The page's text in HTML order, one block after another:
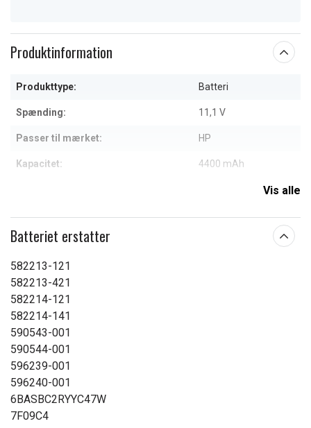
Produktinformation
Produkttype: Batteri
Spænding: 11,1 V
Passer til mærket: HP
Kapacitet: 4400 mAh
Vis alle
Batteriet erstatter
582213-121
582213-421
582214-121
582214-141
590543-001
590544-001
596239-001
596240-001
6BASBC2RYYC47W
7F09C4